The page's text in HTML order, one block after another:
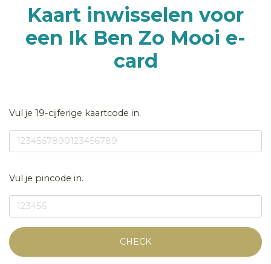
Kaart inwisselen voor
een Ik Ben Zo Mooi e-
card
Vul je 19-cijferige kaartcode in.
Vul je pincode in.
CHECK